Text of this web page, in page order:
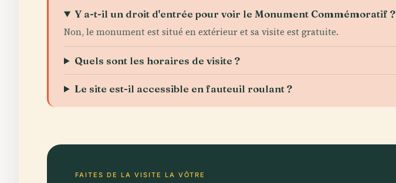
Y a-t-il un droit d'entrée pour voir le Monument Commémoratif ?
Non, le monument est situé en extérieur et sa visite est gratuite.
Quels sont les horaires de visite ?
Le site est-il accessible en fauteuil roulant ?
FAITES DE LA VISITE LA VÔTRE